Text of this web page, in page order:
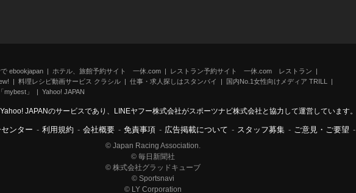
ebookjapan
ホテル、旅館予約サイト 一休.com
レストラン予約サイト 一休.com レストラン
料理レシピ動画サービス クラシル 仕事・求人探しはスタンバイ
国内No.1女性向けメディア TRILL
mybest」
Yahoo! JAPAN
JAPANのサービスであり、LINEヤフー株式会社がスポーツナビ株式会社と協力して運営しています。
ンター - 利用規約 - 会社概要 - 免責事項 - 広告掲載について - スタッフ募集 - ご意見・ご要望 -
© Japan Racing Association.
© 毎日新聞社
© 株式会社グラッドキューブ
© Sportsnavi
© LY Corporation